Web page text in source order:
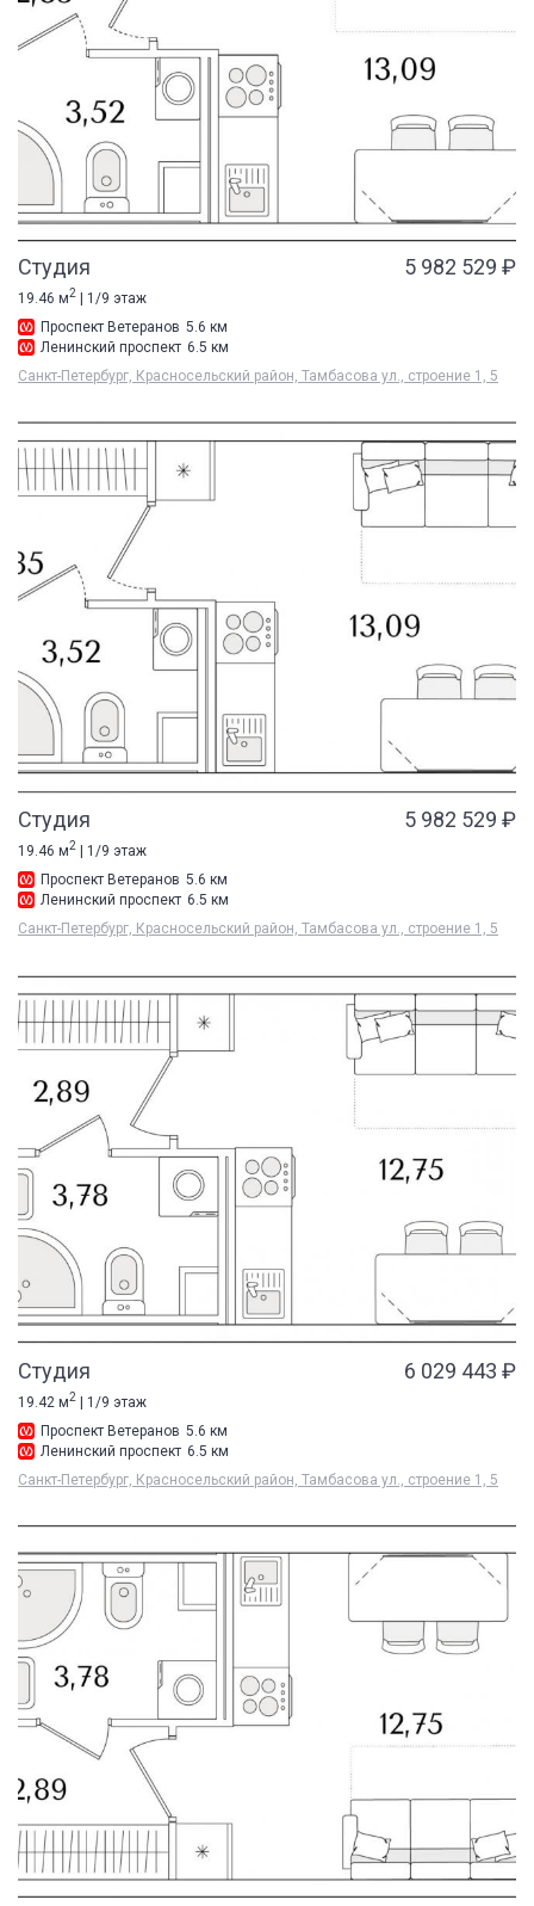
Студия 5 982 529 ₽
19.46 м2
| 1/9 этаж
Проспект Ветеранов 5.6 км
Ленинский проспект 6.5 км
Санкт-Петербург, Красносельский район, Тамбасова ул., строение 1, 5
Студия 5 982 529 ₽
19.46 м2 | 1/9 этаж
Проспект Ветеранов 5.6 км
Ленинский проспект 6.5 км
Санкт-Петербург, Красносельский район, Тамбасова ул., строение 1, 5
Студия 6 029 443 ₽
19.42 м2
| 1/9 этаж
Проспект Ветеранов 5.6 км
Ленинский проспект 6.5 км
Санкт-Петербург, Красносельский район, Тамбасова ул., строение 1, 5